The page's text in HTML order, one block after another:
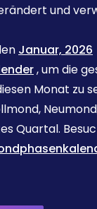
und
Januar, 2026
, um die
Monat zu
Quartal.